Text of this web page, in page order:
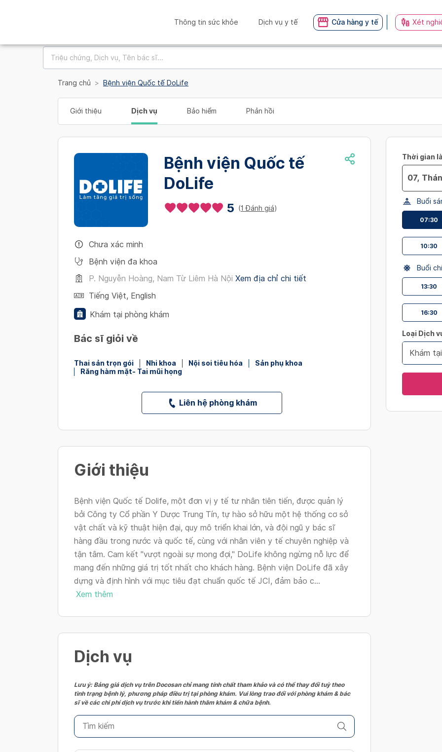
Thông tin sức khỏe Dịch vụ y tế Cửa hàng y tế Xét
Trang chủ Bệnh viện Quốc tế DoLife
Giới thiệu Dịch vụ Bảo hiểm Phản hồi
Bệnh viện Quốc tế
DoLife
5 (1 Đánh giá)
Chưa xác minh
Bệnh viện đa khoa
P. Nguyễn Hoàng, Nam Từ Liêm Hà Nội Xem địa chỉ chi tiết
Tiếng Việt, English
Khám tại phòng khám
Bác sĩ giỏi về
Thai sản trọn gói Nhi khoa Nội soi tiêu hóa
Sản phụ khoa
Răng hàm mặt- Tai mũi họng
Liên hệ phòng khám
Giới thiệu
Bệnh viện Quốc tế Dolife, một đơn vị y tế tư nhân tiên tiến, được quản lý
bởi Công ty Cổ phần Y Dược Trung Tín, tự hào sở hữu một hệ thống cơ sở
vật chất và kỹ thuật hiện đại, quy mô triển khai lớn, và đội ngũ y bác sĩ
hàng đầu trong nước và quốc tế, cùng với nhân viên y tế chuyên nghiệp và
tận tâm. Cam kết "vượt ngoài sự mong đợi," DoLife không ngừng nỗ lực để
mang đến những giá trị tốt nhất cho khách hàng. Bệnh viện DoLife đã xây
dựng và định hình với mục tiêu đạt chuẩn quốc tế JCI, đảm bảo c...
Xem thêm
Dịch vụ
Lưu ý: Bảng giá dịch vụ trên Docosan chỉ mang tính chất tham khảo và có thể thay đổi tuỳ theo
tình trạng bệnh lý, phương pháp điều trị tại phòng khám. Vui lòng trao đổi với phòng khám & bác
sĩ về các chi phí dịch vụ trước khi tiến hành thăm khám & chữa bệnh.
Thời gian
Navigate
forward
interact
with
calendar
and
select
a
date.
Press
the
question
mark
Buổi
07:30
10:30
Buổi
13:30
16:30
Loại Dịch
Khám